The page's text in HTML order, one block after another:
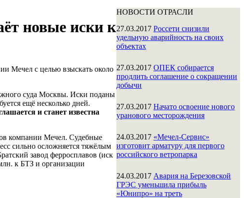
новые иски к
Мечел с целью взыскать около
суда Москвы. Иски поданы
ещё несколько дней.
и станет известна
компании Мечел. Судебные
сильно осложняется тяжёлым
завод ферросплавов (иск
к БТЗ и организации
НОВОСТИ ОТРАСЛИ
27.03.2017 Россети снизили
удельную аварийность на своих
объектах
27.03.2017 ОПЕК собирается
продлить соглашение о сокращении
добычи
27.03.2017 Начато освоение нового
уранового месторождения
24.03.2017 «Мечел-Сервис»
изготовит арматуру для первого
российского ветропарка
24.03.2017 Авария на Березовской
ГРЭС уменьшила прибыль
«Юнипро» на треть